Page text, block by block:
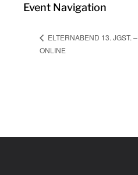
Event Navigation
ELTERNABEND 13. JGST. –
ONLINE